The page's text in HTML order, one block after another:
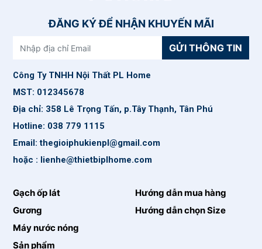
ĐĂNG KÝ ĐỂ NHẬN KHUYẾN MÃI
GỬI THÔNG TIN
Công Ty TNHH Nội Thất PL Home
MST: 012345678
Địa chỉ: 358 Lê Trọng Tấn, p.Tây Thạnh, Tân Phú
Hotline: 038 779 1115
Email: thegioiphukienpl@gmail.com
hoặc : lienhe@thietbiplhome.com
Gạch ốp lát
Gương
Máy nước nóng
Sản phẩm
Hướng dẫn mua hàng
Hướng dẫn chọn Size